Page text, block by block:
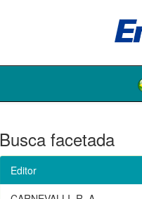
Busca facetada
Editor